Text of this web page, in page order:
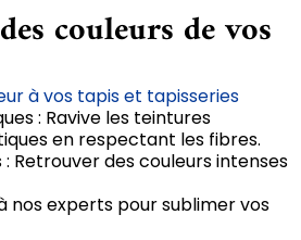
couleurs de vos
à vos tapis et tapisseries
: Ravive les teintures
en respectant les fibres.
Retrouver des couleurs intenses
nos experts pour sublimer vos